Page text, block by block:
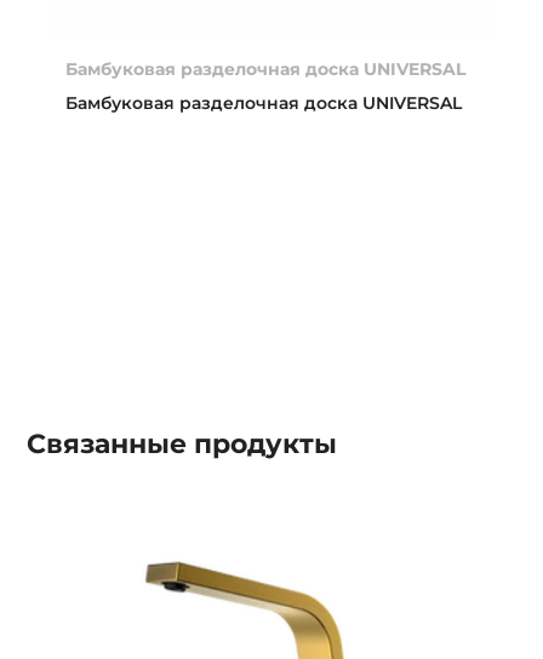
Бамбуковая разделочная доска UNIVERSAL
Бамбуковая разделочная доска UNIVERSAL
Связанные продукты